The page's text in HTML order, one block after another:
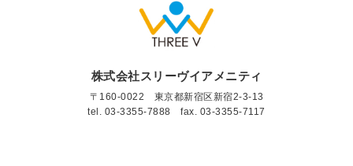
株式会社スリーヴイアメニティ
〒160-0022 東京都新宿区新宿2-3-13
tel. 03-3355-7888 fax. 03-3355-7117